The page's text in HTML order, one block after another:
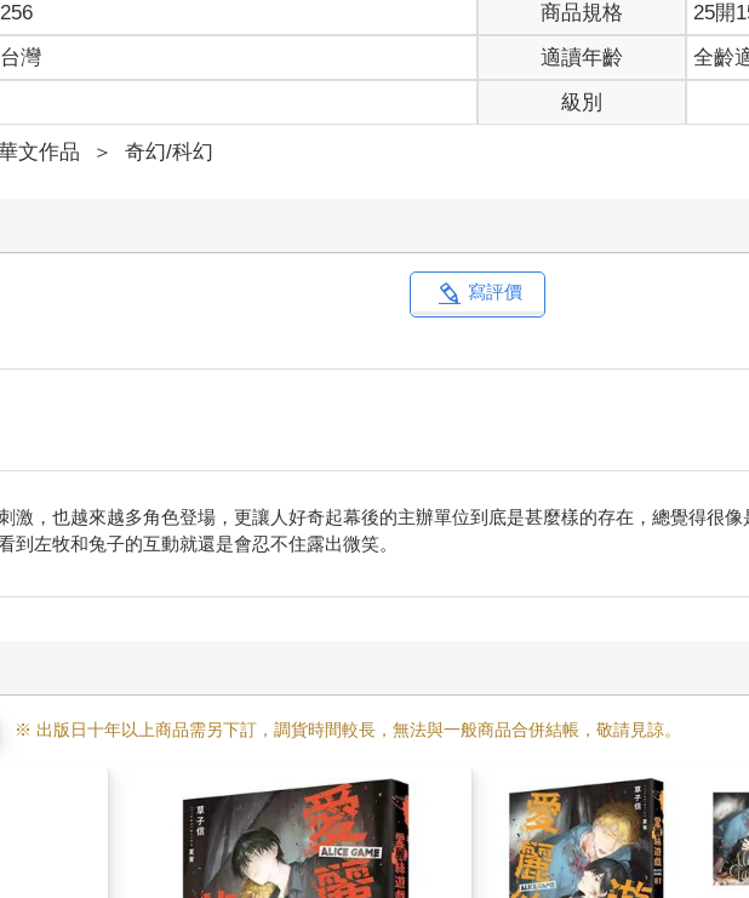
256 商品規格
25開
台灣 適讀年齡
全齡
級別
文作品 ＞ 奇幻/科幻
寫評價
激，也越來越多角色登場，更讓人好奇起幕後的主辦單位到底是甚麼樣的存在，總覺得很
到左牧和兔子的互動就還是會忍不住露出微笑。
※ 出版日十年以上商品需另下訂，調貨時間較長，無法與一般商品合併結帳，敬請見諒。